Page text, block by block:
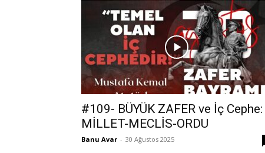
#109- BÜYÜK ZAFER ve İç Cephe:
MİLLET-MECLİS-ORDU
Banu Avar - 30 Ağustos 2025